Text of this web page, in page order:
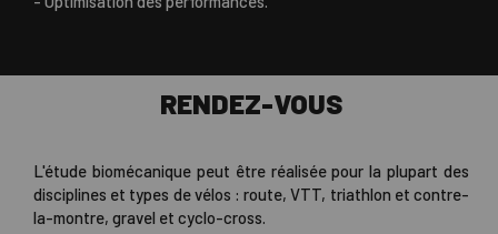
RENDEZ-VOUS
L'étude biomécanique peut être réalisée pour la plupart des
disciplines et types de vélos : route, VTT, triathlon et contre-
la-montre, gravel et cyclo-cross.